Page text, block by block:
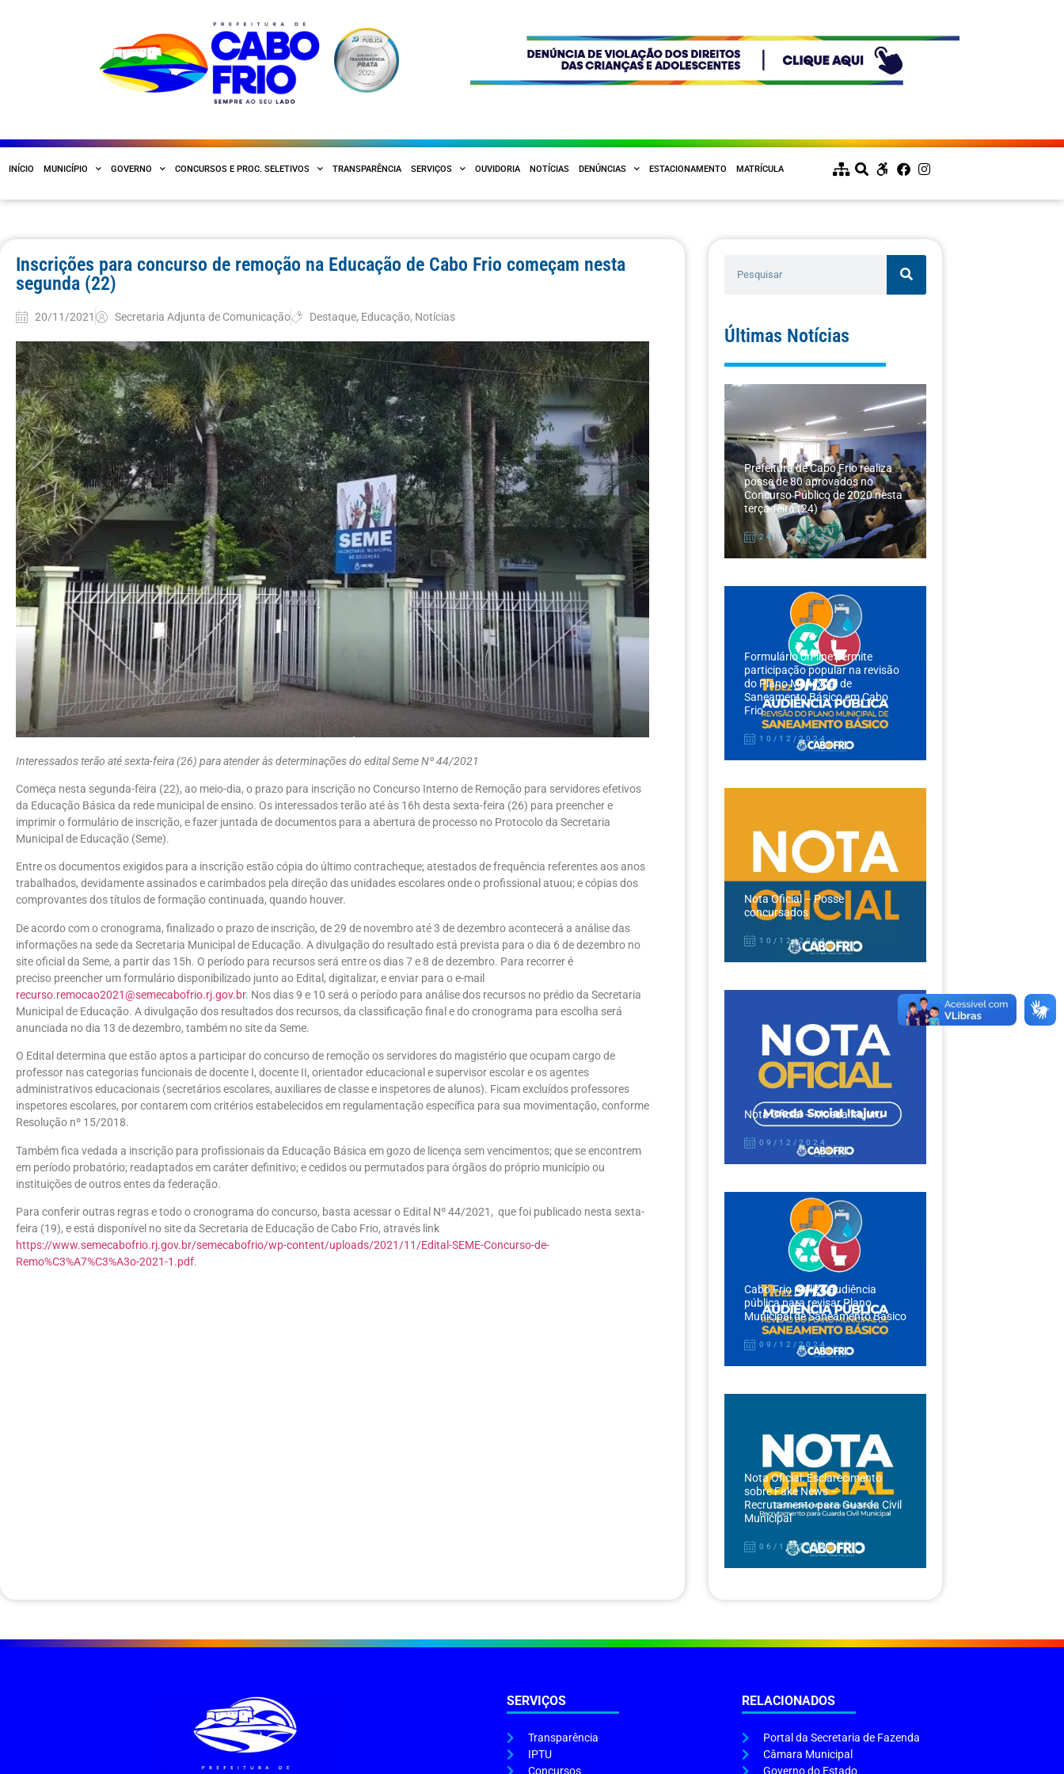
INÍCIO MUNICÍPIO GOVERNO CONCURSOS E PROC. SELETIVOS TRANSPARÊNCIA SERVIÇOS OUVIDORIA NOTÍCIAS DENÚNCIAS ESTACIONAMENTO MATRÍCULA
Inscrições para concurso de remoção na Educação de Cabo Frio começam nesta
segunda (22)
20/11/2021 Secretaria Adjunta de Comunicação Destaque, Educação, Notícias
Interessados terão até sexta-feira (26) para atender às determinações do edital Seme Nº 44/2021
Começa nesta segunda-feira (22), ao meio-dia, o prazo para inscrição no Concurso Interno de Remoção para servidores efetivos
da Educação Básica da rede municipal de ensino. Os interessados terão até às 16h desta sexta-feira (26) para preencher e
imprimir o formulário de inscrição, e fazer juntada de documentos para a abertura de processo no Protocolo da Secretaria
Municipal de Educação (Seme).
Entre os documentos exigidos para a inscrição estão cópia do último contracheque; atestados de frequência referentes aos anos
trabalhados, devidamente assinados e carimbados pela direção das unidades escolares onde o profissional atuou; e cópias dos
comprovantes dos títulos de formação continuada, quando houver.
De acordo com o cronograma, finalizado o prazo de inscrição, de 29 de novembro até 3 de dezembro acontecerá a análise das
informações na sede da Secretaria Municipal de Educação. A divulgação do resultado está prevista para o dia 6 de dezembro no
site oficial da Seme, a partir das 15h. O período para recursos será entre os dias 7 e 8 de dezembro. Para recorrer é
preciso preencher um formulário disponibilizado junto ao Edital, digitalizar, e enviar para o e-mail
recurso.remocao2021@semecabofrio.rj.gov.br. Nos dias 9 e 10 será o período para análise dos recursos no prédio da Secretaria
Municipal de Educação. A divulgação dos resultados dos recursos, da classificação final e do cronograma para escolha será
anunciada no dia 13 de dezembro, também no site da Seme.
O Edital determina que estão aptos a participar do concurso de remoção os servidores do magistério que ocupam cargo de
professor nas categorias funcionais de docente I, docente II, orientador educacional e supervisor escolar e os agentes
administrativos educacionais (secretários escolares, auxiliares de classe e inspetores de alunos). Ficam excluídos professores
inspetores escolares, por contarem com critérios estabelecidos em regulamentação específica para sua movimentação, conforme
Resolução nº 15/2018.
Também fica vedada a inscrição para profissionais da Educação Básica em gozo de licença sem vencimentos; que se encontrem
em período probatório; readaptados em caráter definitivo; e cedidos ou permutados para órgãos do próprio município ou
instituições de outros entes da federação.
Para conferir outras regras e todo o cronograma do concurso, basta acessar o Edital Nº 44/2021, que foi publicado nesta sexta-
feira (19), e está disponível no site da Secretaria de Educação de Cabo Frio, através link
https://www.semecabofrio.rj.gov.br/semecabofrio/wp-content/uploads/2021/11/Edital-SEME-Concurso-de-
Remo%C3%A7%C3%A3o-2021-1.pdf.
Últimas Notícias
Prefeitura de Cabo Frio realiza
posse de 80 aprovados no
Concurso Público de 2020 nesta
terça-feira (24)
24/12/2024
Formulário on-line permite
participação popular na revisão
do Plano Municipal de
Saneamento Básico em Cabo
Frio
10/12/2024
Nota Oficial – Posse
concursados
10/12/2024
Nota Oficial – Moeda Itajuru
09/12/2024
Cabo Frio realiza audiência
pública para revisar Plano
Municipal de Saneamento Básico
09/12/2024
Nota Oficial: Esclarecimento
sobre Fake News –
Recrutamento para Guarda Civil
Municipal
06/12/2024
SERVIÇOS
Transparência
IPTU
Concursos
RELACIONADOS
Portal da Secretaria de Fazenda
Câmara Municipal
Governo do Estado